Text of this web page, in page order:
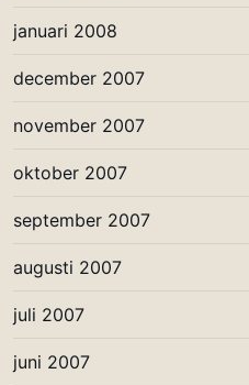
januari 2008
december 2007
november 2007
oktober 2007
september 2007
augusti 2007
juli 2007
juni 2007